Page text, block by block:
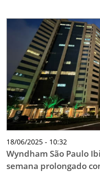
18/06/2025 - 10:32
Wyndham São Paulo
semana prolongado